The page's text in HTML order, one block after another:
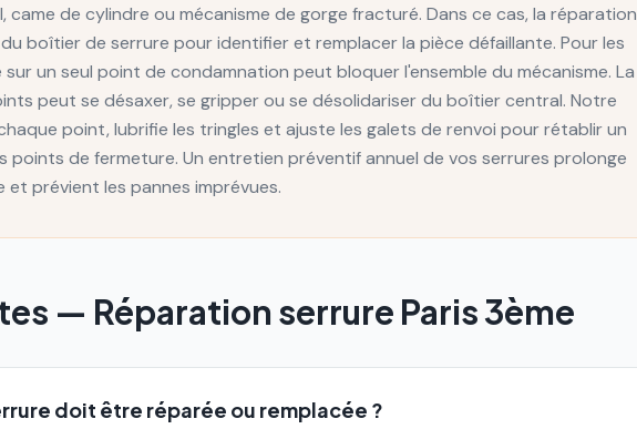
de cylindre ou mécanisme de gorge fracturé. Dans ce cas, la réparation
boîtier de serrure pour identifier et remplacer la pièce défaillante. Pour les
un seul point de condamnation peut bloquer l'ensemble du mécanisme. La
peut se désaxer, se gripper ou se désolidariser du boîtier central. Notre
point, lubrifie les tringles et ajuste les galets de renvoi pour rétablir un
de fermeture. Un entretien préventif annuel de vos serrures prolonge
prévient les pannes imprévues.
— Réparation serrure Paris 3ème
doit être réparée ou remplacée ?